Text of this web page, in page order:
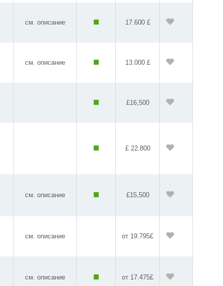
см. описание 17.600 £
см. описание 13.000 £
£16,500
£ 22.800
см. описание £15,500
см. описание от 19.795£
см. описание от 17.475£